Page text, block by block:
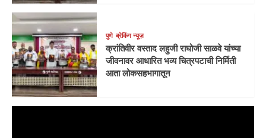
पुणे ब्रेकिंग न्यूज़
क्रांतिवीर वस्ताद लहुजी राघोजी साळवे यांच्या
जीवनावर आधारित भव्य चित्रपटाची निर्मिती
आता लोकसहभागातून